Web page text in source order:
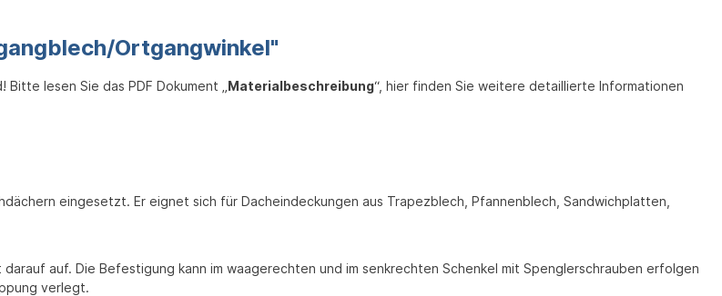
Ortgangwinkel"
lesen Sie das PDF Dokument „ Materialbeschreibung“, hier finden Sie weitere detaillierte Informationen
eingesetzt. Er eignet sich für Dacheindeckungen aus Trapezblech, Pfannenblech, Sandwichplatten,
auf. Die Befestigung kann im waagerechten und im senkrechten Schenkel mit Spenglerschrauben erfolgen
verlegt.